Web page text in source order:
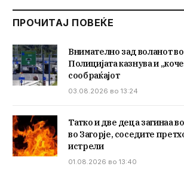
ПРОЧИТАЈ ПОВЕЌЕ
Внимателно зад воланот
Полицијата казнува и
сообраќајот
03.08.2026 во 13:24
Татко и две деца загинаа
во Загорје, соседите
истрели
01.08.2026 во 13:40